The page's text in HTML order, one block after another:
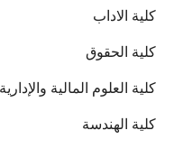
كلية الاداب
كلية الحقوق
كلية العلوم المالية والإدارية
كلية الهندسة